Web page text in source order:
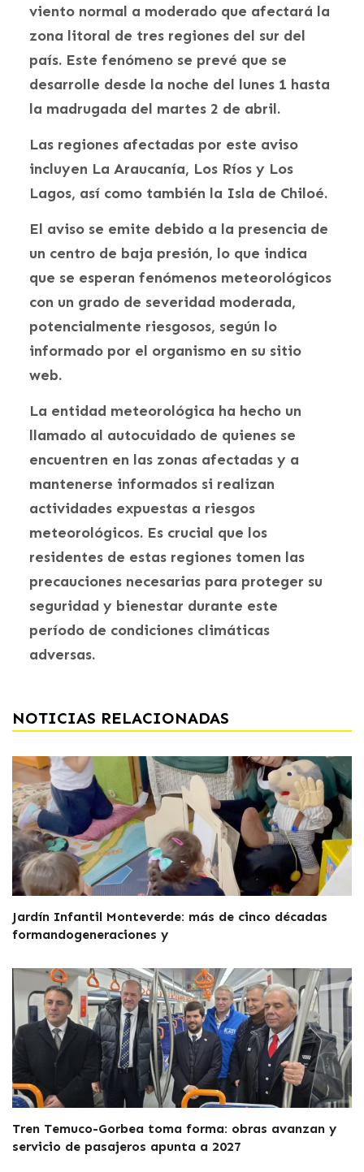
viento normal a moderado que afectará la
zona litoral de tres regiones del sur del
país. Este fenómeno se prevé que se
desarrolle desde la noche del lunes 1 hasta
la madrugada del martes 2 de abril.
Las regiones afectadas por este aviso
incluyen La Araucanía, Los Ríos y Los
Lagos, así como también la Isla de Chiloé.
El aviso se emite debido a la presencia de
un centro de baja presión, lo que indica
que se esperan fenómenos meteorológicos
con un grado de severidad moderada,
potencialmente riesgosos, según lo
informado por el organismo en su sitio
web.
La entidad meteorológica ha hecho un
llamado al autocuidado de quienes se
encuentren en las zonas afectadas y a
mantenerse informados si realizan
actividades expuestas a riesgos
meteorológicos. Es crucial que los
residentes de estas regiones tomen las
precauciones necesarias para proteger su
seguridad y bienestar durante este
período de condiciones climáticas
adversas.
NOTICIAS RELACIONADAS
Jardín Infantil Monteverde: más de cinco décadas
formandogeneraciones y
Tren Temuco-Gorbea toma forma: obras avanzan y
servicio de pasajeros apunta a 2027